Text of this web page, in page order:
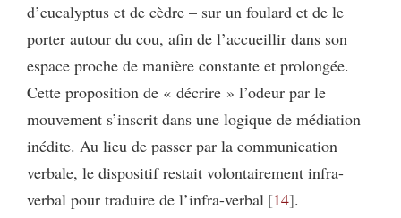
d’eucalyptus et de cèdre – sur un foulard et de le
porter autour du cou, afin de l’accueillir dans son
espace proche de manière constante et prolongée.
Cette proposition de « décrire » l’odeur par le
mouvement s’inscrit dans une logique de médiation
inédite. Au lieu de passer par la communication
verbale, le dispositif restait volontairement infra-
verbal pour traduire de l’infra-verbal 14 .